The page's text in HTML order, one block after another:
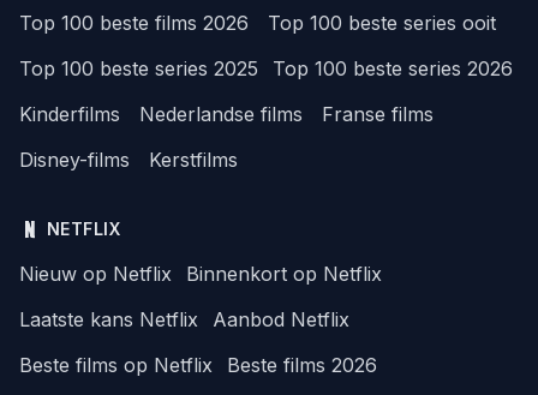
Top 100 beste films 2026
Top 100 beste series ooit
Top 100 beste series 2025
Top 100 beste series 2026
Kinderfilms
Nederlandse films
Franse films
Disney-films
Kerstfilms
NETFLIX
Nieuw op Netflix
Binnenkort op Netflix
Laatste kans Netflix
Aanbod Netflix
Beste films op Netflix
Beste films 2026